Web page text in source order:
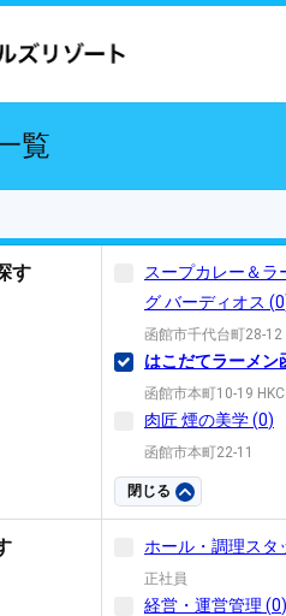
覧
す
スープカレー＆ラ
グ バーディオス (0
函館市千代台町28-12
はこだてラーメン
函館市本町10-19
肉匠 煙の美学(0)
函館市本町22-11
閉じる
ホール・調理スタ
正社員
経営・運営管理 (0)